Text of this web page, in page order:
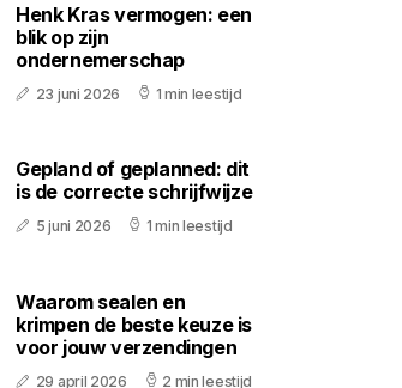
Henk Kras vermogen: een
blik op zijn
ondernemerschap
23 juni 2026 1 min leestijd
Gepland of geplanned: dit
is de correcte schrijfwijze
5 juni 2026 1 min leestijd
Waarom sealen en
krimpen de beste keuze is
voor jouw verzendingen
29 april 2026 2 min leestijd